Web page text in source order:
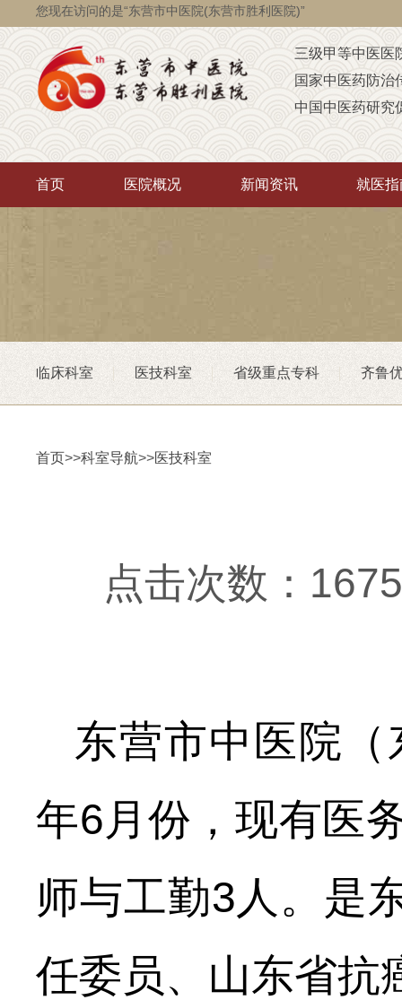
您现在访问的是“东营市中医院(东营市胜利医院)”
三级甲等中医医
国家中医药防治
中国中医药研究
省级智障儿童康
山东省AAA级定
首页 医院概况 新闻资讯 就医
临床科室 医技科室 省级重点专科 齐鲁
首页>>科室导航>>医技科室
点击次数：
东营市中医院
年6 月份，现有医
师与工勤3人。是
任委员、山东省抗